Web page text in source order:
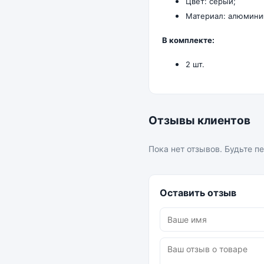
Материал:
В комплекте:
2 шт.
Отзывы клиентов
Пока нет отзывов. Будьте
Оставить отзыв